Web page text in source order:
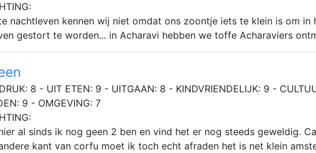
nachtleven kennen wij niet omdat ons zoontje iets te klein is om in
gestort te worden... in Acharavi hebben we toffe Acharaviers
8 - UIT ETEN: 9 - UITGAAN: 8 - KINDVRIENDELIJK: 9 -
9 - OMGEVING: 7
al sinds ik nog geen 2 ben en vind het er nog steeds geweldig.
kant van corfu moet ik toch echt afraden het is net klein